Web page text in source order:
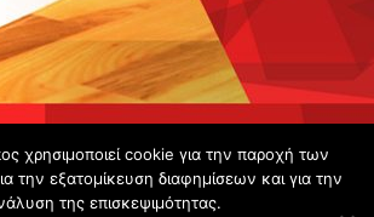
Copyright ©
2020 -
Gsperamatosermis.gr
χρησιμοποιεί cookie για την παροχή των
την εξατομίκευση διαφημίσεων και για την
της επισκεψιμότητας.